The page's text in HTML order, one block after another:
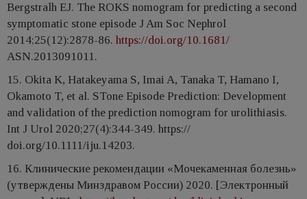
Bergstralh EJ. The ROKS nomogram for predicting a second
symptomatic stone episode J Am Soc Nephrol
2014;25(12):2878-86. https://doi.org/10.1681/
ASN.2013091011.
15. Okita K, Hatakeyama S, Imai A, Tanaka T, Hamano I,
Okamoto T, et al. STone Episode Prediction: Development
and validation of the prediction nomogram for urolithiasis.
Int J Urol 2020;27(4):344-349. https://
doi.org/10.1111/iju.14203.
16. Клинические рекомендации «Мочекаменная болезнь»
(утверждены Минздравом России) 2020. [Электронный